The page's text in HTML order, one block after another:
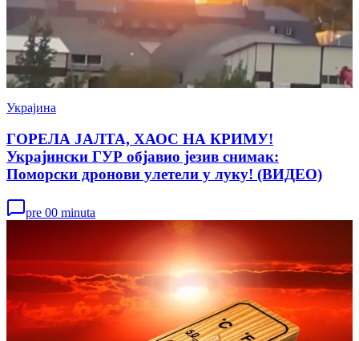
Украјина
ГОРЕЛА ЈАЛТА, ХАОС НА КРИМУ!
Украјински ГУР објавио језив снимак:
Поморски дронови улетели у луку! (ВИДЕО)
pre 00 minuta